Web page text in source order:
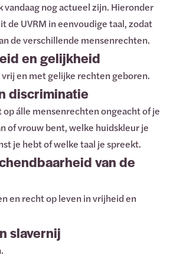
vandaag nog actueel zijn. Hieronder
de UVRM in eenvoudige taal, zodat
de verschillende mensenrechten.
en gelijkheid
en met gelijke rechten geboren.
discriminatie
álle mensenrechten ongeacht of je
of vrouw bent, welke huidskleur je
je hebt of welke taal je spreekt.
van de
en recht op leven in vrijheid en
slavernij